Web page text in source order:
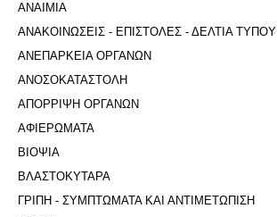
ΑΝΑΙΜΙΑ
ΑΝΑΚΟΙΝΩΣΕΙΣ - ΕΠΙΣΤΟΛΕΣ - ΔΕΛΤΙΑ ΤΥΠΟΥ
ΑΝΕΠΑΡΚΕΙΑ ΟΡΓΑΝΩΝ
ΑΝΟΣΟΚΑΤΑΣΤΟΛΗ
ΑΠΟΡΡΙΨΗ ΟΡΓΑΝΩΝ
ΑΦΙΕΡΩΜΑΤΑ
ΒΙΟΨΙΑ
ΒΛΑΣΤΟΚΥΤΑΡΑ
ΓΡΙΠΗ - ΣΥΜΠΤΩΜΑΤΑ ΚΑΙ ΑΝΤΙΜΕΤΩΠΙΣΗ